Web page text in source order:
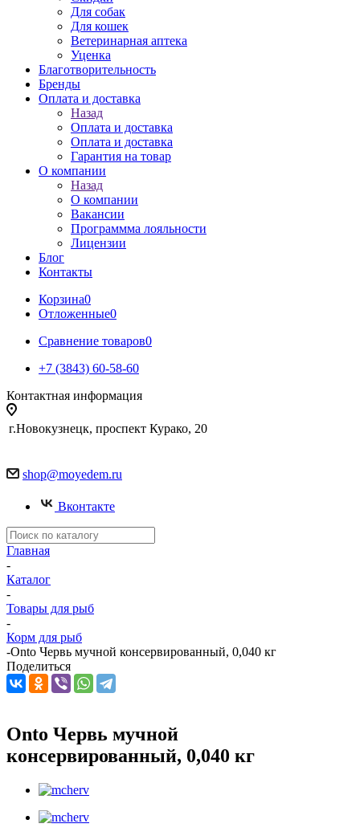
Для собак
Для кошек
Ветеринарная аптека
Уценка
Благотворительность
Бренды
Оплата и доставка
Назад
Оплата и доставка
Оплата и доставка
Гарантия на товар
О компании
Назад
О компании
Вакансии
Программма лояльности
Лицензии
Блог
Контакты
Корзина0
Отложенные0
Сравнение товаров0
+7 (3843) 60-58-60
Контактная информация
г.Новокузнецк, проспект Курако, 20
shop@moyedem.ru
Вконтакте
Главная
-
Каталог
-
Товары для рыб
-
Корм для рыб
-Onto Червь мучной консервированный, 0,040 кг
Поделиться
Onto Червь мучной
консервированный, 0,040 кг